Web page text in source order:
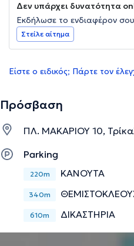
Δεν υπάρχει δυνατότητα
Εκδήλωσε το ενδιαφέρον σου
Στείλε αίτημα
Είστε ο ειδικός; Πάρτε τον
Πρόσβαση
ΠΛ. ΜΑΚΑΡΙΟΥ 10,
Parking
220m ΚΑΝΟΥΤΑ
340m
610m ΔΙΚΑΣΤΗΡΙΑ